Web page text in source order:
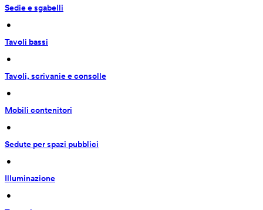
Sedie e sgabelli
•
Tavoli bassi
•
Tavoli, scrivanie e consolle
•
Mobili contenitori
•
Sedute per spazi pubblici
•
Illuminazione
•